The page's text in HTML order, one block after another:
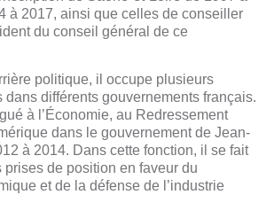
à 2017, ainsi que celles de conseiller
du conseil général de ce
politique, il occupe plusieurs
dans différents gouvernements français.
à l’Économie, au Redressement
dans le gouvernement de Jean-
à 2014. Dans cette fonction, il se fait
prises de position en faveur du
et de la défense de l’industrie